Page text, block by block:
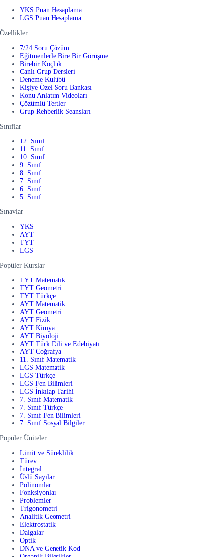
YKS Puan Hesaplama
LGS Puan Hesaplama
Özellikler
7/24 Soru Çözüm
Eğitmenlerle Bire Bir Görüşme
Birebir Koçluk
Canlı Grup Dersleri
Deneme Kulübü
Kişiye Özel Soru Bankası
Konu Anlatım Videoları
Çözümlü Testler
Grup Rehberlik Seansları
Sınıflar
12. Sınıf
11. Sınıf
10. Sınıf
9. Sınıf
8. Sınıf
7. Sınıf
6. Sınıf
5. Sınıf
Sınavlar
YKS
AYT
TYT
LGS
Popüler Kurslar
TYT Matematik
TYT Geometri
TYT Türkçe
AYT Matematik
AYT Geometri
AYT Fizik
AYT Kimya
AYT Biyoloji
AYT Türk Dili ve Edebiyatı
AYT Coğrafya
11. Sınıf Matematik
LGS Matematik
LGS Türkçe
LGS Fen Bilimleri
LGS İnkılap Tarihi
7. Sınıf Matematik
7. Sınıf Türkçe
7. Sınıf Fen Bilimleri
7. Sınıf Sosyal Bilgiler
Popüler Üniteler
Limit ve Süreklilik
Türev
İntegral
Üslü Sayılar
Polinomlar
Fonksiyonlar
Problemler
Trigonometri
Analitik Geometri
Elektrostatik
Dalgalar
Optik
DNA ve Genetik Kod